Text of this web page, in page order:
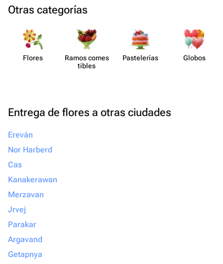
Otras categorías
Flores
Ramos comes​
tibles
Paste​lerías Globos
Entrega de flores a otras ciudades
Ereván
Nor Harberd
Cas
Kanakerawan
Merzavan
Jrvej
Parakar
Argavand
Getapnya